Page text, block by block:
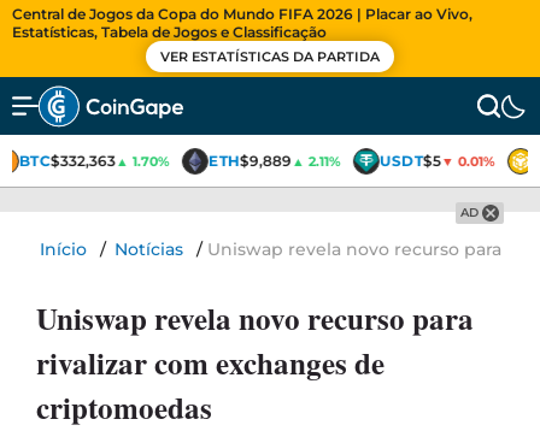
Central de Jogos da Copa do Mundo FIFA 2026 | Placar ao Vivo,
Estatísticas, Tabela de Jogos e Classificação
VER ESTATÍSTICAS DA PARTIDA
BTC$332,363▲ 1.70% ETH$9,889▲ 2.11% USDT$5▼ 0.01%
AD
Início / Notícias / Uniswap revela novo recurso para
Uniswap revela novo recurso para
rivalizar com exchanges de
criptomoedas